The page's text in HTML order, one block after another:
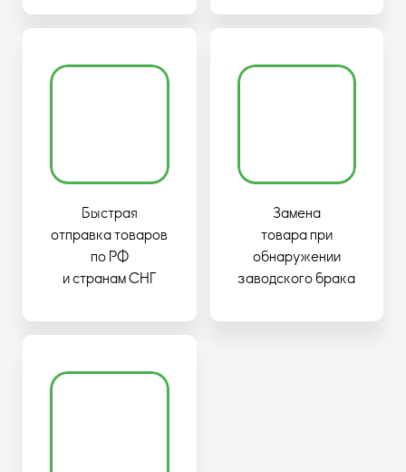
Быстрая
отправка товаров
по РФ
и странам СНГ
Замена
товара при
обнаружении
заводского брака